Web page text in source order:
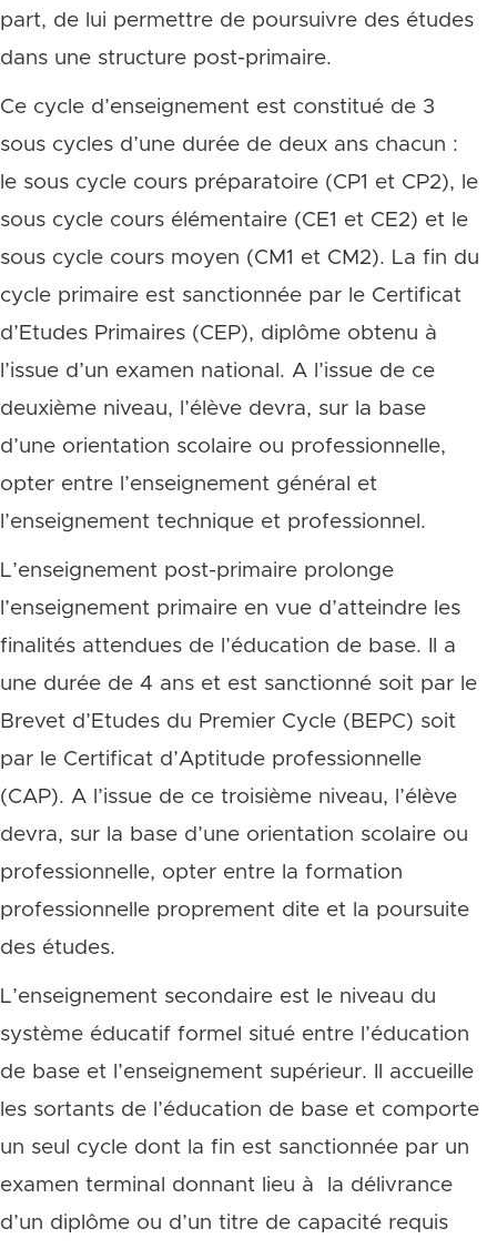
part, de lui permettre de poursuivre des études
dans une structure post-primaire.
Ce cycle d’enseignement est constitué de 3
sous cycles d’une durée de deux ans chacun :
le sous cycle cours préparatoire (CP1 et CP2), le
sous cycle cours élémentaire (CE1 et CE2) et le
sous cycle cours moyen (CM1 et CM2). La fin du
cycle primaire est sanctionnée par le Certificat
d’Etudes Primaires (CEP), diplôme obtenu à
l’issue d’un examen national. A l’issue de ce
deuxième niveau, l’élève devra, sur la base
d’une orientation scolaire ou professionnelle,
opter entre l’enseignement général et
l’enseignement technique et professionnel.
L’enseignement post-primaire prolonge
l’enseignement primaire en vue d’atteindre les
finalités attendues de l’éducation de base. Il a
une durée de 4 ans et est sanctionné soit par le
Brevet d’Etudes du Premier Cycle (BEPC) soit
par le Certificat d’Aptitude professionnelle
(CAP). A l’issue de ce troisième niveau, l’élève
devra, sur la base d’une orientation scolaire ou
professionnelle, opter entre la formation
professionnelle proprement dite et la poursuite
des études.
L’enseignement secondaire est le niveau du
système éducatif formel situé entre l’éducation
de base et l’enseignement supérieur. Il accueille
les sortants de l’éducation de base et comporte
un seul cycle dont la fin est sanctionnée par un
examen terminal donnant lieu à la délivrance
d’un diplôme ou d’un titre de capacité requis